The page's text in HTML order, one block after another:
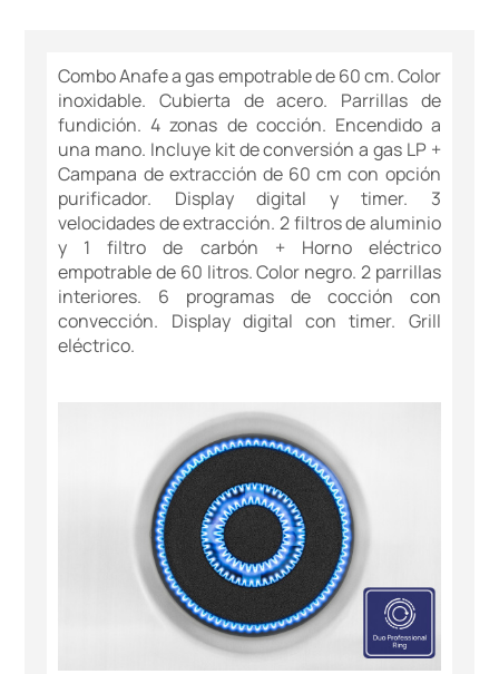
Combo Anafe a gas empotrable de 60 cm. Color
inoxidable. Cubierta de acero. Parrillas de
fundición. 4 zonas de cocción. Encendido a
una mano. Incluye kit de conversión a gas LP +
Campana de extracción de 60 cm con opción
purificador. Display digital y timer. 3
velocidades de extracción. 2 filtros de aluminio
y 1 filtro de carbón + Horno eléctrico
empotrable de 60 litros. Color negro. 2 parrillas
interiores. 6 programas de cocción con
convección. Display digital con timer. Grill
eléctrico.